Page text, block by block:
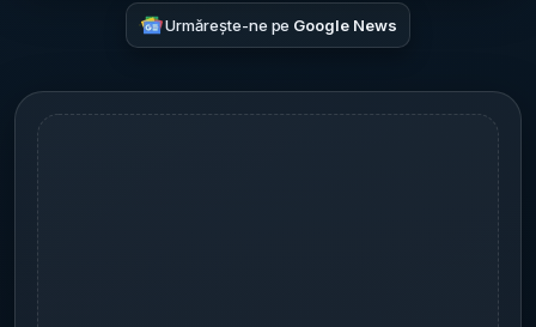
Urmărește-ne pe Google News